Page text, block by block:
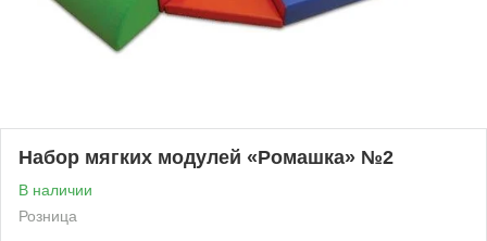
Набор мягких модулей «Ромашка» №2
В наличии
Розница